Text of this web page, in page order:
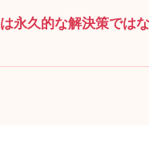
永久的な解決策では